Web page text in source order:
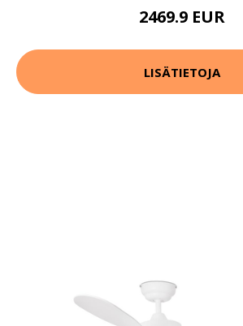
2469.9 EUR
LISÄTIETOJA